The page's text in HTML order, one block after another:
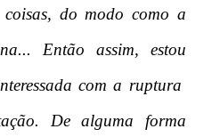
coisas, do modo como a
Então assim, estou
com a ruptura
De alguma forma